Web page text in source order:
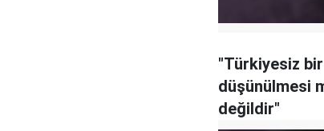
"Türkiyesiz
düşünülmesi
değildir"